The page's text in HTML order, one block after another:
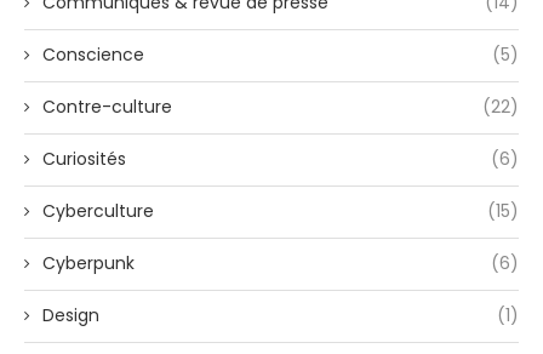
Conscience (5)
Contre-culture (22)
Curiosités (6)
Cyberculture (15)
Cyberpunk (6)
Design (1)